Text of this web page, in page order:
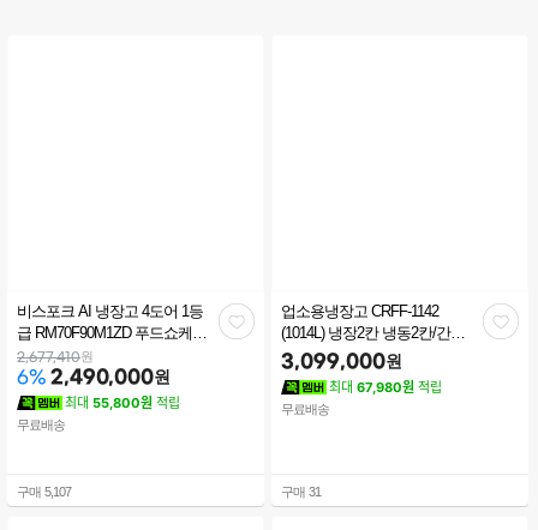
비스포크 AI 냉장고 4도어 1등
급 RM70F90M1ZD 푸드쇼케이
스 902L 에센셜 화이트
2,677,410원
6% 2,490,000원
최대 55,800원 적립
무료배송
구매 5,107
관
업소용냉장고 CRFF-1142
(1014L) 냉장2칸 냉동2칸/간냉
식/사업자 10%추가할인(소상
공인 제품)/
3,099,000원
최대 67,980원 적립
무료배송
구매 31
관